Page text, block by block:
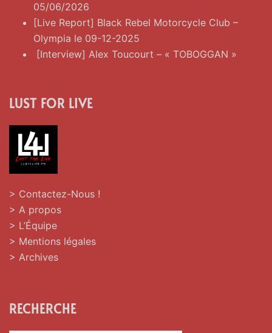
05/06/2026
[Live Report] Black Rebel Motorcycle Club –
Olympia le 09-12-2025
[Interview] Alex Toucourt – « TOBOGGAN »
LUST FOR LIVE
> Contactez-Nous !
> A propos
> L’Équipe
> Mentions légales
> Archives
RECHERCHE